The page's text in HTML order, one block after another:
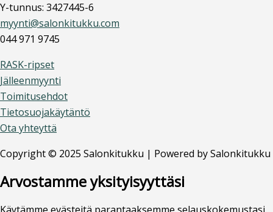
Y-tunnus: 3427445-6
myynti@salonkitukku.com
044 971 9745
RASK-ripset
Jälleenmyynti
Toimitusehdot
Tietosuojakäytäntö
Ota yhteyttä
Copyright © 2025 Salonkitukku | Powered by Salonkitukku
Arvostamme yksityisyyttäsi